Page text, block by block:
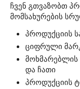
ჩვენ გთვაზობთ
მომსახურების
პროდუქციის
ციფრული
და ჩათი
პროდუქციის